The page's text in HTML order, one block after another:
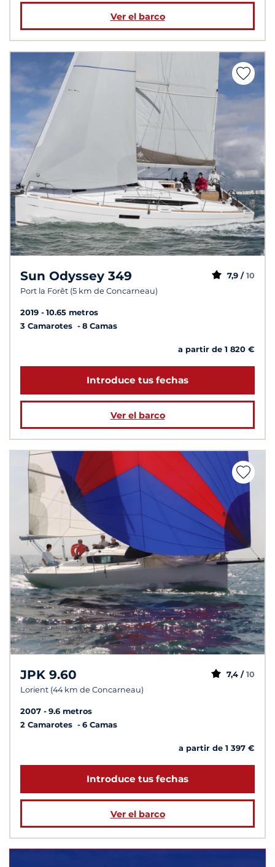
Ver el barco
Sun Odyssey 349
Port la Forêt (5 km de Concarneau)
7,9 / 10
2019
10.65 metros
3 Camarotes
8 Camas
a partir de 1 820 €
Introduce tus fechas
Ver el barco
JPK 9.60
Lorient (44 km de Concarneau)
7,4 / 10
2007
9.6 metros
2 Camarotes
6 Camas
a partir de 1 397 €
Introduce tus fechas
Ver el barco